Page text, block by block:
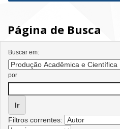
Página de Busca
Buscar em:
por
Filtros correntes: